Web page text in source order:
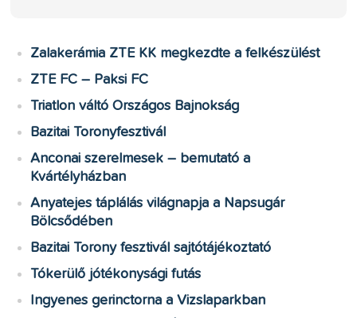
Zalakerámia ZTE KK megkezdte a felkészülést
ZTE FC – Paksi FC
Triatlon váltó Országos Bajnokság
Bazitai Toronyfesztivál
Anconai szerelmesek – bemutató a
Kvártélyházban
Anyatejes táplálás világnapja a Napsugár
Bölcsődében
Bazitai Torony fesztivál sajtótájékoztató
Tókerülő jótékonysági futás
Ingyenes gerinctorna a Vizslaparkban